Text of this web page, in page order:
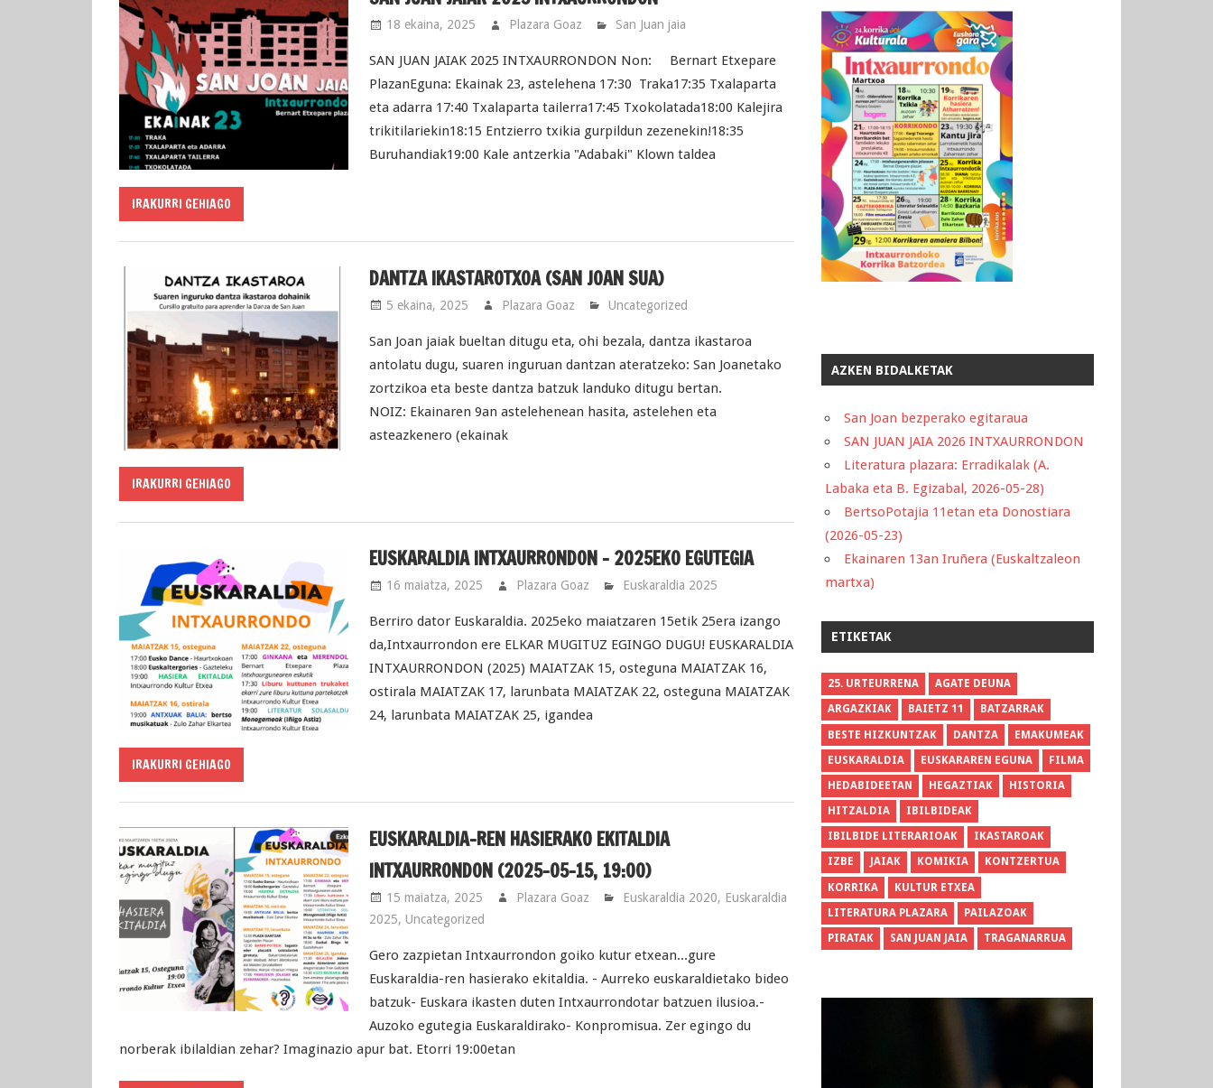
18 ekaina, 2025 Plazara Goaz San Juan jaia
SAN JUAN JAIAK 2025 INTXAURRONDON Non: Bernart Etxepare
PlazanEguna: Ekainak 23, astelehena 17:30 Traka17:35 Txalaparta
eta adarra 17:40 Txalaparta tailerra17:45 Txokolatada18:00 Kalejira
trikitilariekin18:15 Entzierro txikia gurpildun zezenekin!18:35
Buruhandiak19:00 Kale antzerkia "Adabaki" Klown taldea
IRAKURRI GEHIAGO
DANTZA IKASTAROTXOA (SAN JOAN SUA)
5 ekaina, 2025 Plazara Goaz Uncategorized
San Joan jaiak bueltan ditugu eta, ohi bezala, dantza ikastaroa
antolatu dugu, suaren inguruan dantzan ateratzeko: San Joanetako
zortzikoa eta beste dantza batzuk landuko ditugu bertan.
NOIZ: Ekainaren 9an astelehenean hasita, astelehen eta
asteazkenero (ekainak
IRAKURRI GEHIAGO
EUSKARALDIA INTXAURRONDON - 2025EKO EGUTEGIA
16 maiatza, 2025 Plazara Goaz Euskaraldia 2025
Berriro dator Euskaraldia. 2025eko maiatzaren 15etik 25era izango
da,Intxaurrondon ere ELKAR MUGITUZ EGINGO DUGU! EUSKARALDIA
INTXAURRONDON (2025) MAIATZAK 15, osteguna MAIATZAK 16,
ostirala MAIATZAK 17, larunbata MAIATZAK 22, osteguna MAIATZAK
24, larunbata MAIATZAK 25, igandea
IRAKURRI GEHIAGO
EUSKARALDIA-REN HASIERAKO EKITALDIA
INTXAURRONDON (2025-05-15, 19:00)
15 maiatza, 2025 Plazara Goaz Euskaraldia 2020, Euskaraldia
2025, Uncategorized
Gero zazpietan Intxaurrondon goiko kutur etxean...gure
Euskaraldia-ren hasierako ekitaldia. - Aurreko euskaraldietako bideo
batzuk- Euskara ikasten duten Intxaurrondotar batzuen ilusioa.-
Auzoko egutegia Euskaraldirako- Konpromisua. Zer egingo du
norberak ibilaldian zehar? Imaginazio apur bat. Etorri 19:00etan
AZKEN BIDALKETAK
San Joan bezperako egitaraua
SAN JUAN JAIA 2026 INTXAURRONDON
Literatura plazara: Erradikalak (A.
Labaka eta B. Egizabal, 2026-05-28)
BertsoPotajia 11etan eta Donostiara
(2026-05-23)
Ekainaren 13an Iruñera (Euskaltzaleon
martxa)
ETIKETAK
25. URTEURRENA AGATE DEUNA
ARGAZKIAK BAIETZ 11 BATZARRAK
BESTE HIZKUNTZAK DANTZA EMAKUMEAK
EUSKARALDIA EUSKARAREN EGUNA FILMA
HEDABIDEETAN HEGAZTIAK HISTORIA
HITZALDIA IBILBIDEAK
IBILBIDE LITERARIOAK IKASTAROAK
IZBE JAIAK KOMIKIA KONTZERTUA
KORRIKA KULTUR ETXEA
LITERATURA PLAZARA PAILAZOAK
PIRATAK SAN JUAN JAIA TRAGANARRUA